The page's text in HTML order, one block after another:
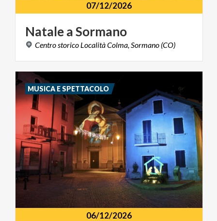
07/12/2026
NataleaSormano
Centro storico LocalitàColma, Sormano (CO)
06/12/2026
MUSICA E SPETTACOLO